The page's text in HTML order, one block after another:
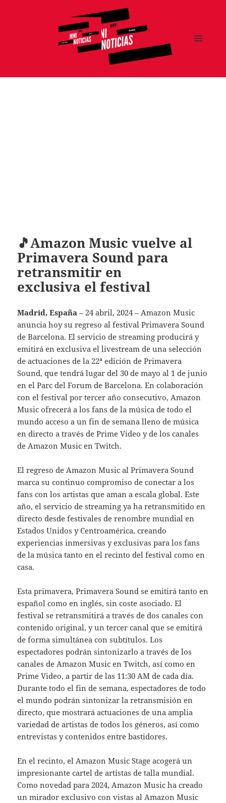
🎵Amazon Music vuelve al
Primavera Sound para
retransmitir en
exclusiva el festival
Madrid, España – 24 abril, 2024 – Amazon Music
anuncia hoy su regreso al festival Primavera Sound
de Barcelona. El servicio de streaming producirá y
emitirá en exclusiva el livestream de una selección
de actuaciones de la 22ª edición de Primavera
Sound, que tendrá lugar del 30 de mayo al 1 de junio
en el Parc del Forum de Barcelona. En colaboración
con el festival por tercer año consecutivo, Amazon
Music ofrecerá a los fans de la música de todo el
mundo acceso a un fin de semana lleno de música
en directo a través de Prime Video y de los canales
de Amazon Music en Twitch.
El regreso de Amazon Music al Primavera Sound
marca su continuo compromiso de conectar a los
fans con los artistas que aman a escala global. Este
año, el servicio de streaming ya ha retransmitido en
directo desde festivales de renombre mundial en
Estados Unidos y Centroamérica, creando
experiencias inmersivas y exclusivas para los fans
de la música tanto en el recinto del festival como en
casa.
Esta primavera, Primavera Sound se emitirá tanto en
español como en inglés, sin coste asociado. El
festival se retransmitirá a través de dos canales con
contenido original, y un tercer canal que se emitirá
de forma simultánea con subtítulos. Los
espectadores podrán sintonizarlo a través de los
canales de Amazon Music en Twitch, así como en
Prime Video, a partir de las 11:30 AM de cada día.
Durante todo el fin de semana, espectadores de todo
el mundo podrán sintonizar la retransmisión en
directo, que mostrará actuaciones de una amplia
variedad de artistas de todos los géneros, así como
entrevistas y contenidos entre bastidores.
En el recinto, el Amazon Music Stage acogerá un
impresionante cartel de artistas de talla mundial.
Como novedad para 2024, Amazon Music ha creado
un mirador exclusivo con vistas al Amazon Music